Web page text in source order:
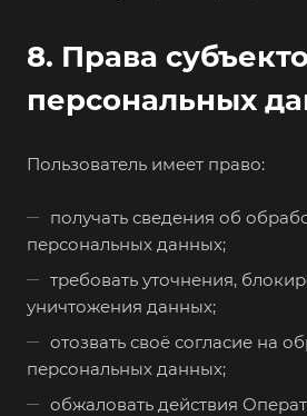
8. Права
персональных
Пользователь имеет право:
получать сведения об
персональных данных;
требовать уточнения,
уничтожения данных;
отозвать своё согласие на
персональных данных;
обжаловать действия